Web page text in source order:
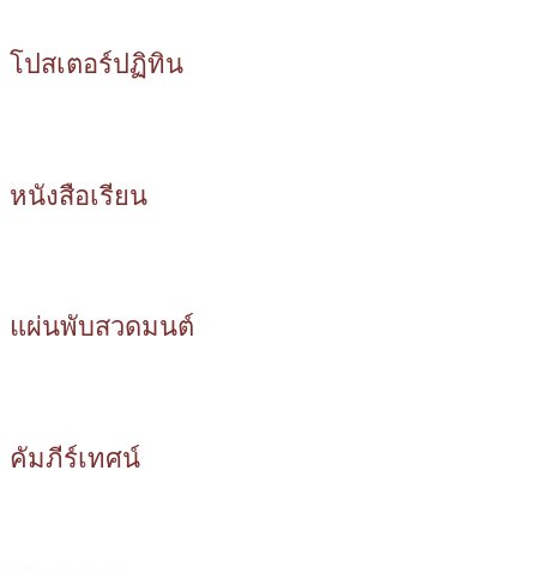
โปสเตอร์ปฏิทิน
หนังสือเรียน
แผ่นพับสวดมนต์
คัมภีร์เทศน์